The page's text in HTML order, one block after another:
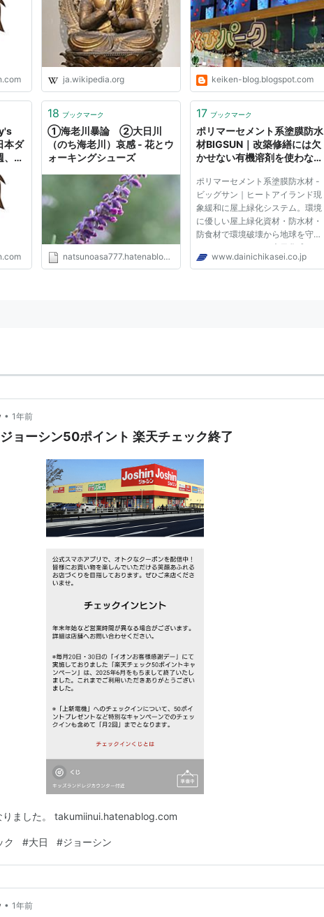
ja.wikipedia.org keiken-blog.blogspot.com
本ダ
、優
的
倍
18 ブックマーク
➀海老川暴論 ②大日川
（のち海老川）哀感 - 花とウ
ォーキングシューズ
natsunoasa777.hatenablog.com
17 ブックマーク
ポリマーセメント系塗膜防水
材BIGSUN｜改築修繕には欠
かせない有機溶剤を使わない
ー|大日化成株式会社
ポリマーセメント系塗膜防水材 -
ビッグサン｜ヒートアイランド現
象緩和に屋上緑化システム。環境
に優しい屋上緑化資材・防水材・
防食材で環境破壊から地球を守る
パイオニアメーカー大日化成で
す。 2025/11/20 注目の防水工法
www.dainichikasei.co.jp
• 1年前
ョーシン50ポイント 楽天チェック終了
りました。 takumiinui.hatenablog.com
ク #大日 #ジョーシン
• 1年前